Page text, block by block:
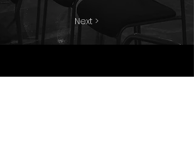
Next >